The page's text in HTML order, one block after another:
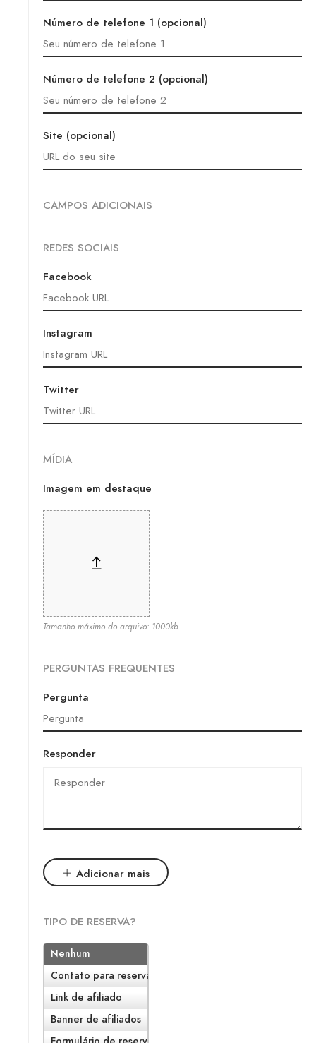
Número de telefone 1 (opcional)
Número de telefone 2 (opcional)
Site (opcional)
CAMPOS ADICIONAIS
REDES SOCIAIS
Facebook
Instagram
Twitter
MÍDIA
Imagem em destaque
Tamanho máximo do arquivo: 1000kb.
PERGUNTAS FREQUENTES
Pergunta
Responder
Adicionar mais
TIPO DE RESERVA?
Nenhum
Contato para reservas
Link de afiliado
Banner de afiliados